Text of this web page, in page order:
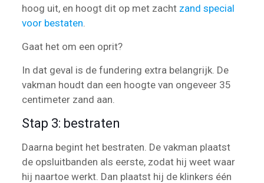
hoog uit, en hoogt dit op met zacht zand special
voor bestaten
Gaat het om een oprit?
In dat geval is de fundering extra belangrijk. De
vakman houdt dan een hoogte van ongeveer 35
centimeter zand aan.
Stap 3: bestraten
Daarna begint het bestraten. De vakman plaatst
de opsluitbanden als eerste, zodat hij weet waar
hij naartoe werkt. Dan plaatst hij de klinkers één